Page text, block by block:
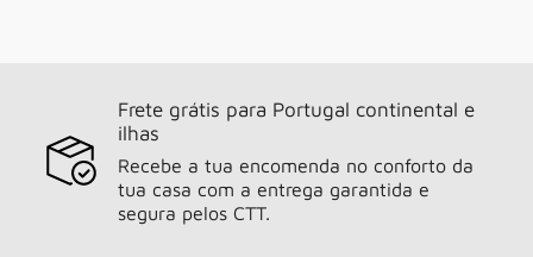
Frete grátis para Portugal continental e
ilhas
Recebe a tua encomenda no conforto da
tua casa com a entrega garantida e
segura pelos CTT.